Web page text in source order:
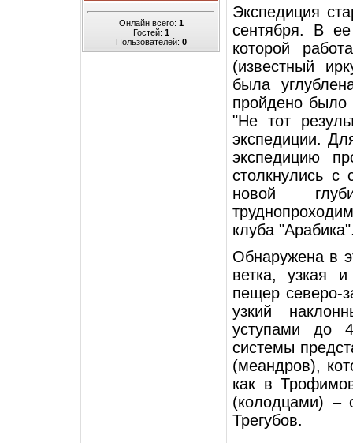
Онлайн всего: 1
Гостей: 1
Пользователей: 0
Экспедиция
сентября. В
которой
(известный
была
пройдено было
"Не тот
экспедиции.
экспедицию
столкнулись
новой
клуба
Обнаружена в
ветка, узкая
пещер северо-
узкий
уступами до
системы
(меандров),
как в
(колодцами) –
Трегубов.